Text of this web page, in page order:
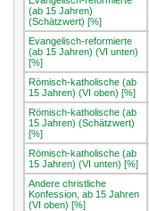
(ab 15 Jahren)
(Schätzwert) [%]
Evangelisch-reformierte
(ab 15 Jahren) (VI unten)
[%]
Römisch-katholische (ab
15 Jahren) (VI oben) [%]
Römisch-katholische (ab
15 Jahren) (Schätzwert)
[%]
Römisch-katholische (ab
15 Jahren) (VI unten) [%]
Andere christliche
Konfession, ab 15 Jahren
(VI oben) [%]